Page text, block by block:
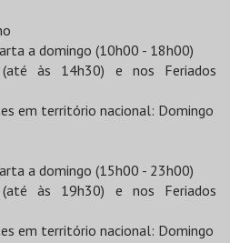
a domingo (10h00 - 18h00)
(até às 14h30) e nos Feriados
em território nacional: Domingo
a domingo (15h00 - 23h00)
(até às 19h30) e nos Feriados
em território nacional: Domingo